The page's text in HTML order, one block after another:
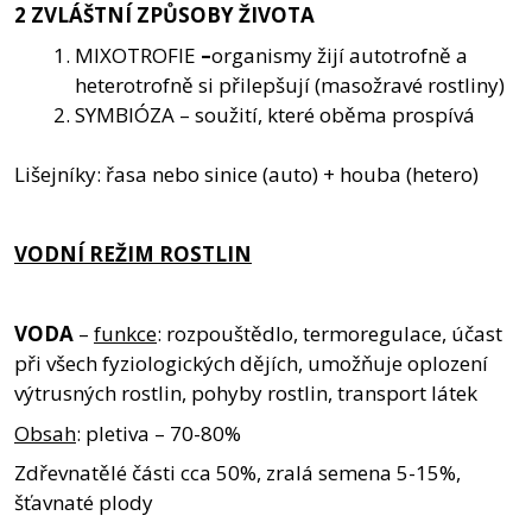
2 ZVLÁŠTNÍ ZPŮSOBY ŽIVOTA
MIXOTROFIE –organismy žijí autotrofně a
heterotrofně si přilepšují (masožravé rostliny)
SYMBIÓZA – soužití, které oběma prospívá
Lišejníky: řasa nebo sinice (auto) + houba (hetero)
VODNÍ REŽIM ROSTLIN
VODA – funkce: rozpouštědlo, termoregulace, účast
při všech fyziologických dějích, umožňuje oplození
výtrusných rostlin, pohyby rostlin, transport látek
Obsah: pletiva – 70-80%
Zdřevnatělé části cca 50%, zralá semena 5-15%,
šťavnaté plody